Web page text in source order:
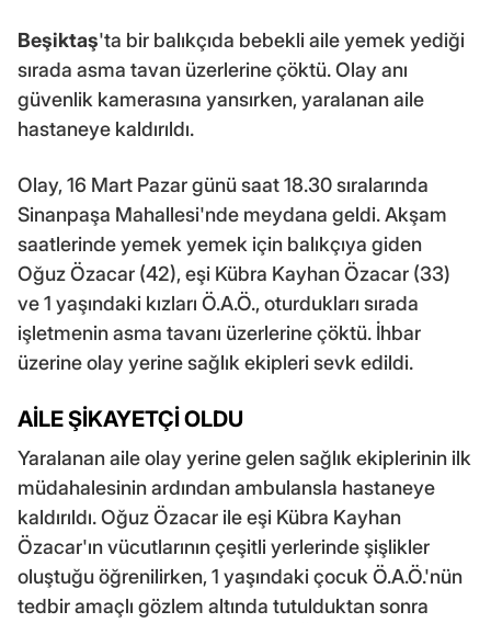
Beşiktaş'ta bir balıkçıda bebekli aile yemek yediği
sırada asma tavan üzerlerine çöktü. Olay anı
güvenlik kamerasına yansırken, yaralanan aile
hastaneye kaldırıldı.
Olay, 16 Mart Pazar günü saat 18.30 sıralarında
Sinanpaşa Mahallesi'nde meydana geldi. Akşam
saatlerinde yemek yemek için balıkçıya giden
Oğuz Özacar (42), eşi Kübra Kayhan Özacar (33)
ve 1 yaşındaki kızları Ö.A.Ö., oturdukları sırada
işletmenin asma tavanı üzerlerine çöktü. İhbar
üzerine olay yerine sağlık ekipleri sevk edildi.
AİLE ŞİKAYETÇİ OLDU
Yaralanan aile olay yerine gelen sağlık ekiplerinin ilk
müdahalesinin ardından ambulansla hastaneye
kaldırıldı. Oğuz Özacar ile eşi Kübra Kayhan
Özacar'ın vücutlarının çeşitli yerlerinde şişlikler
oluştuğu öğrenilirken, 1 yaşındaki çocuk Ö.A.Ö.'nün
tedbir amaçlı gözlem altında tutulduktan sonra